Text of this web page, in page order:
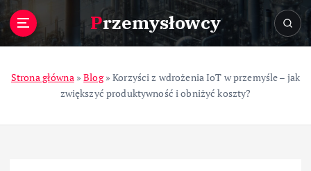
Przemysłowcy
Strona główna»Blog»Korzyści z wdrożenia IoT w przemyśle – jak
zwiększyć produktywność i obniżyć koszty?